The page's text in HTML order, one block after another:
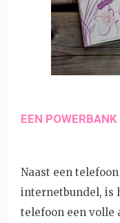
EEN POWERBANK
Naast een
internetbundel, is
telefoon een volle